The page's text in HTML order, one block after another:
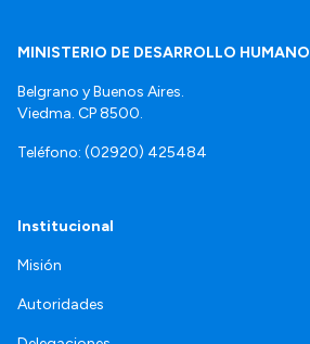
MINISTERIO DE DESARROLLO HUMANO
Belgrano y Buenos Aires.
Viedma. CP 8500.
Teléfono: (02920) 425484
Institucional
Misión
Autoridades